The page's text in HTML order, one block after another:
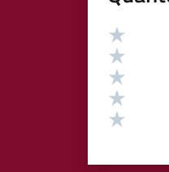
Valutazione